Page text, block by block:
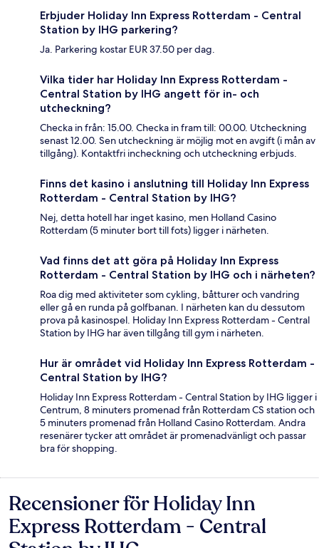
Erbjuder Holiday Inn Express Rotterdam - Central
Station by IHG parkering?
Ja. Parkering kostar EUR 37.50 per dag.
Vilka tider har Holiday Inn Express Rotterdam -
Central Station by IHG angett för in- och
utcheckning?
Checka in från: 15.00. Checka in fram till: 00.00. Utcheckning
senast 12.00. Sen utcheckning är möjlig mot en avgift (i mån av
tillgång). Kontaktfri incheckning och utcheckning erbjuds.
Finns det kasino i anslutning till Holiday Inn Express
Rotterdam - Central Station by IHG?
Nej, detta hotell har inget kasino, men Holland Casino
Rotterdam (5 minuter bort till fots) ligger i närheten.
Vad finns det att göra på Holiday Inn Express
Rotterdam - Central Station by IHG och i närheten?
Roa dig med aktiviteter som cykling, båtturer och vandring
eller gå en runda på golfbanan. I närheten kan du dessutom
prova på kasinospel. Holiday Inn Express Rotterdam - Central
Station by IHG har även tillgång till gym i närheten.
Hur är området vid Holiday Inn Express Rotterdam -
Central Station by IHG?
Holiday Inn Express Rotterdam - Central Station by IHG ligger i
Centrum, 8 minuters promenad från Rotterdam CS station och
5 minuters promenad från Holland Casino Rotterdam. Andra
resenärer tycker att området är promenadvänligt och passar
bra för shopping.
Recensioner
Recensioner för Holiday Inn
Express Rotterdam - Central